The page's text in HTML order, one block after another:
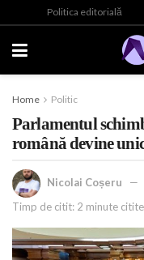
Politica editorială
Home Politic
Parlamentul
română devine
Nicolai Coșeru
Timp de citit: 2 minute citite